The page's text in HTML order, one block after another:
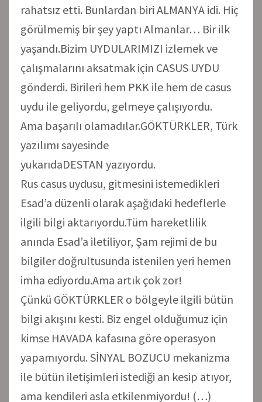
rahatsız etti. Bunlardan biri ALMANYA idi. Hiç
görülmemiş bir şey yaptı Almanlar… Bir ilk
yaşandı.Bizim UYDULARIMIZI izlemek ve
çalışmalarını aksatmak için CASUS UYDU
gönderdi. Birileri hem PKK ile hem de casus
uydu ile geliyordu, gelmeye çalışıyordu.
Ama başarılı olamadılar.GÖKTÜRKLER, Türk
yazılımı sayesinde
yukarıdaDESTAN yazıyordu.
Rus casus uydusu, gitmesini istemedikleri
Esad’a düzenli olarak aşağıdaki hedeflerle
ilgili bilgi aktarıyordu.Tüm hareketlilik
anında Esad’a iletiliyor, Şam rejimi de bu
bilgiler doğrultusunda istenilen yeri hemen
imha ediyordu.Ama artık çok zor!
Çünkü GÖKTÜRKLER o bölgeyle ilgili bütün
bilgi akışını kesti. Biz engel olduğumuz için
kimse HAVADA kafasına göre operasyon
yapamıyordu. SİNYAL BOZUCU mekanizma
ile bütün iletişimleri istediği an kesip atıyor,
ama kendileri asla etkilenmiyordu! (…)